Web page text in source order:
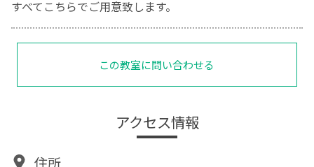
すべてこちらでご用意致します。
この教室に問い合わせる
アクセス情報
住所